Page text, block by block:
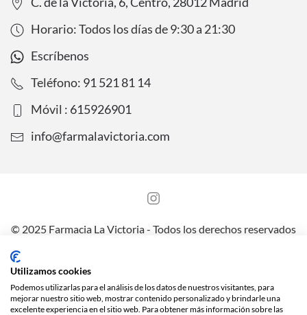
Horario: Todos los días de9:30a 21:30
Escríbenos
Teléfono: 91 521 81 14
Móvil : 615926901
info@farmalavictoria.com
© 2025 Farmacia La Victoria - Todos los derechos reservados
Utilizamos cookies
Podemos utilizarlas para el análisis de los datos de nuestros visitantes, para
mejorar nuestro sitio web, mostrar contenido personalizado y brindarle una
excelente experiencia en el sitio web. Para obtener más información sobre las